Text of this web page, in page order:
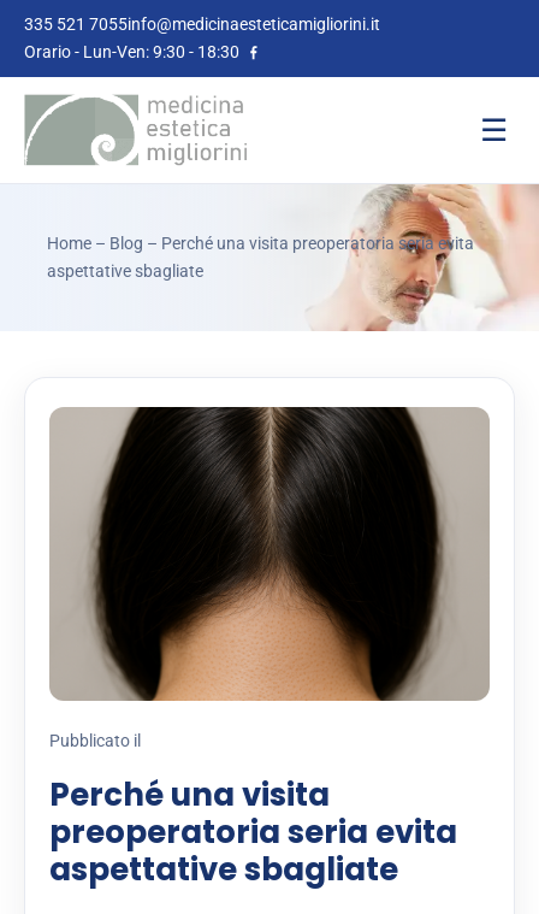
335 521 7055info@medicinaesteticamigliorini.it
Orario - Lun-Ven: 9:30 - 18:30
☰
Home – Blog – Perché una visita preoperatoria seria evita
aspettative sbagliate
Pubblicato il
Perché una visita
preoperatoria seria evita
aspettative sbagliate